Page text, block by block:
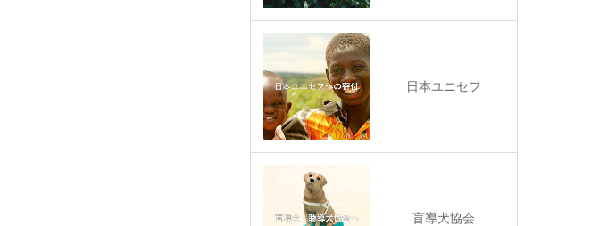
日本ユニセフ
盲導犬協会